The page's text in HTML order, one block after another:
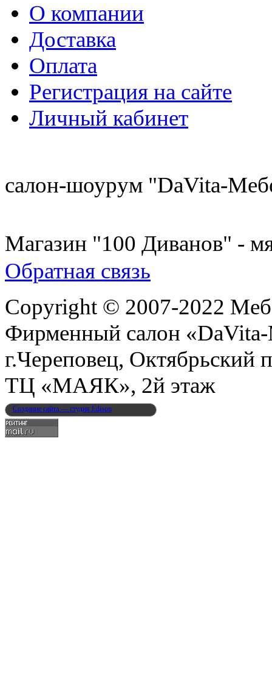
О компании
Доставка
Оплата
Регистрация на сайте
Личный кабинет
салон-шоурум "DaVita-
Магазин "100 Диванов" -
Обратная связь
Copyright © 2007-2022
Фирменный салон
г.Череповец, Октябрьский
ТЦ «МАЯК», 2й этаж
Создание сайта — студия Edison